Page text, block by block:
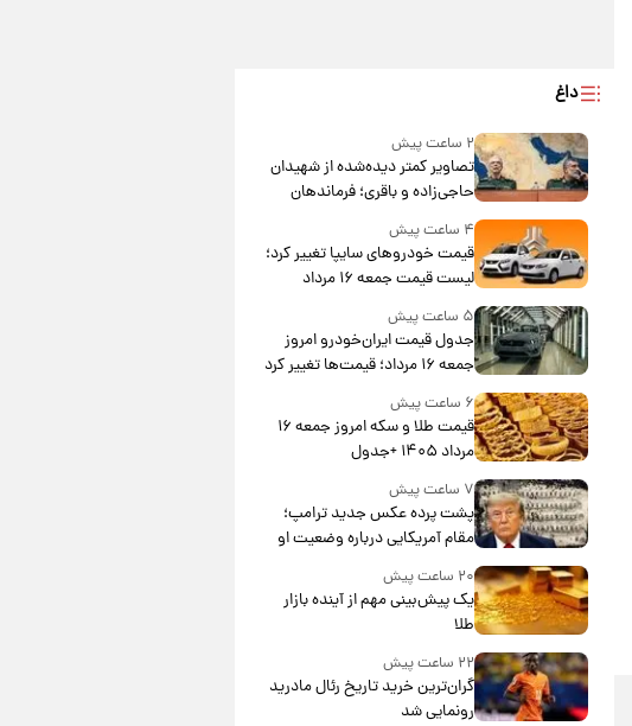
داغ
۲ ساعت پیش
تصاویر کمتر دیده‌شده از شهیدان
حاجی‌زاده و باقری؛ فرماندهان
شهید هوافضای ایران
۴ ساعت پیش
قیمت خودروهای سایپا تغییر کرد؛
لیست قیمت جمعه ۱۶ مرداد
منتشر شد
۵ ساعت پیش
جدول قیمت ایران‌خودرو امروز
جمعه ۱۶ مرداد؛ قیمت‌ها تغییر کرد
۶ ساعت پیش
قیمت طلا و سکه امروز جمعه ۱۶
مرداد ۱۴۰۵ +جدول
۷ ساعت پیش
پشت پرده عکس جدید ترامپ؛
مقام آمریکایی درباره وضعیت او
۲۰ ساعت پیش
یک پیش‌بینی مهم از آینده بازار
طلا
۲۲ ساعت پیش
گران‌ترین خرید تاریخ رئال مادرید
رونمایی شد